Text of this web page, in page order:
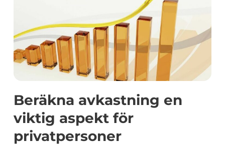
Beräkna avkastning en
viktig aspekt för
privatpersoner